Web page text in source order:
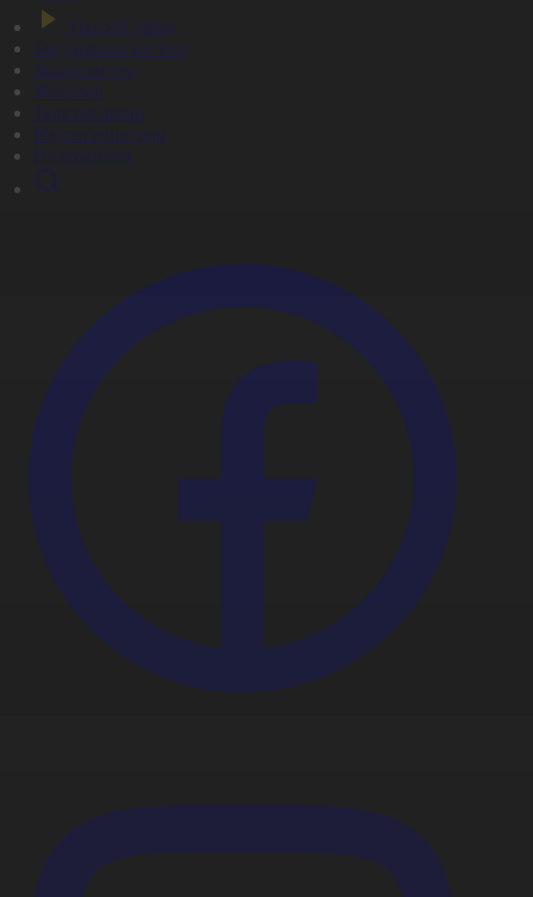
Тікелей эфир
Бағдарлама кестесі
Жаңалықтар
Жобалар
Телехикаялар
Мультсериалдар
Видеоархив